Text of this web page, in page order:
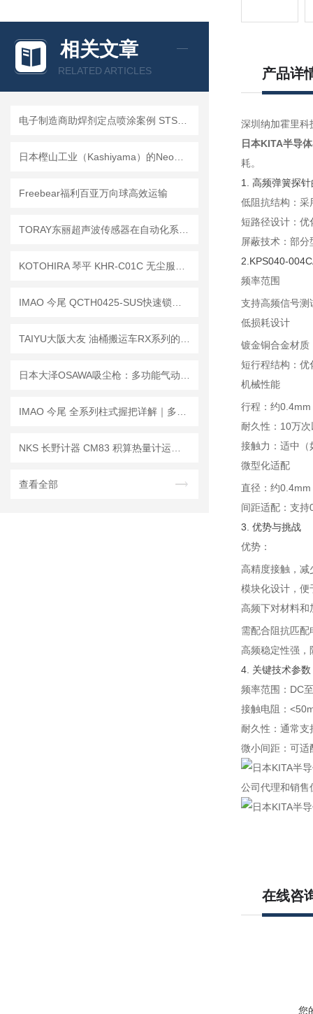
相关文章
RELATED ARTICLES
Freebear福利百亚万向球高效运输
查看全部
产品详
深圳纳加霍里科
日本KITA半导
耗。
1. 高频弹簧探
低阻抗结构：采
短路径设计：
屏蔽技术：部
2.KPS040-
频率范围
支持高频信号测
低损耗设计
镀金铜合金材
短行程结构：
机械性能
行程：约
耐久性：10万
接触力：适中（
微型化适配
直径：约
间距适配：支
3. 优势与挑战
优势：
高精度接触，减
模块化设计，便
高频下对材料和
需配合阻抗匹配
高频稳定性强，
4. 关键技术参数
频率范围：DC
接触电阻：
耐久性：通常
微小间距：可适
公司代理和销售
在线咨
您